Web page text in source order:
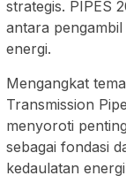
strategis. PIPES
antara
energi.
Mengangkat
Transmission
menyoroti
sebagai fondasi
kedaulatan